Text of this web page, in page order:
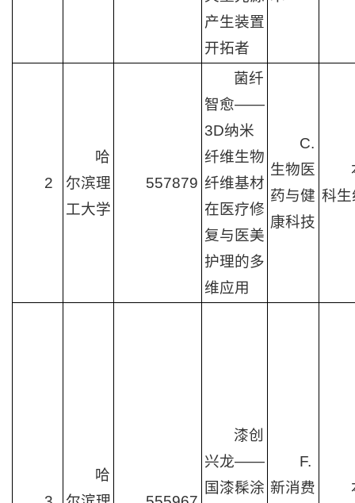
产生装置
开拓者
2
哈
尔滨理
工大学
557879
菌纤
智愈——
3D纳米
纤维生物
纤维基材
在医疗修
复与医美
护理的多
维应用
C.
生物医
药与健
康科技
科生
哈
漆创
兴龙——
国漆髹涂
F.
新消费